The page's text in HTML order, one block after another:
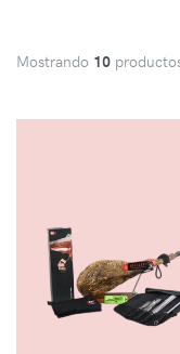
Mostrando 10